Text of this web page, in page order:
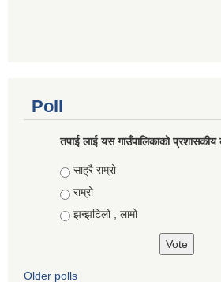
Poll
तपाई लाई यस गाउँपालिकाको
Choices
साह्रै राम्रो
राम्रो
झन्झटिलो , लामो
Older polls